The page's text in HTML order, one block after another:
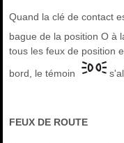
Quand la clé de contact
bague de la position O à
tous les feux de position
bord, le témoin
FEUX DE ROUTE